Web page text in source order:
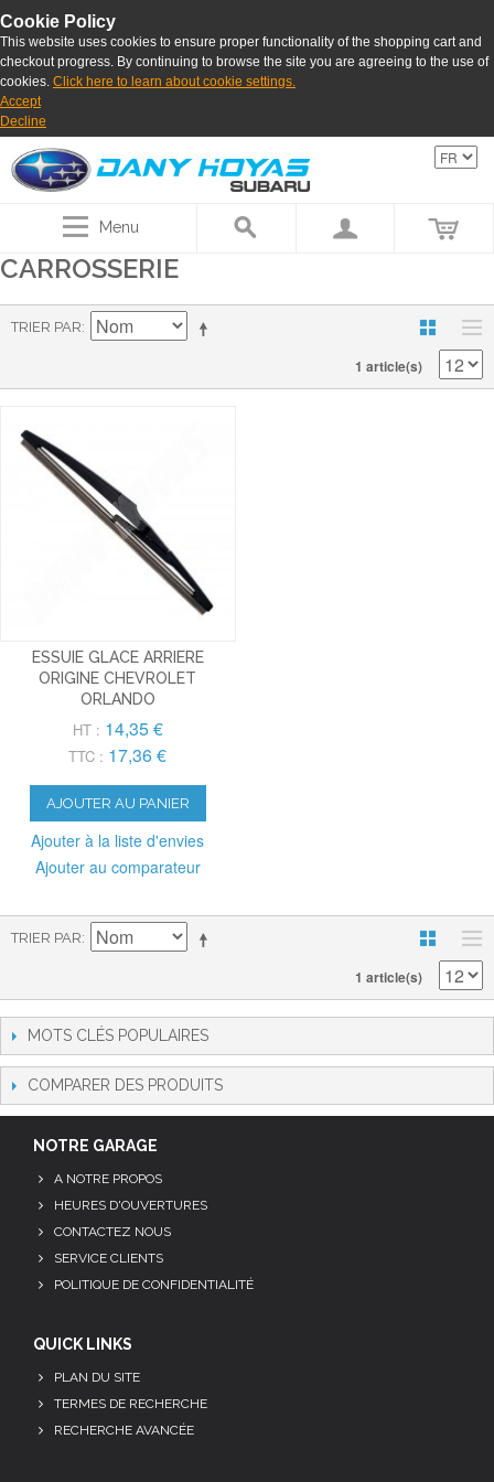
Cookie Policy
This website uses cookies to ensure proper functionality of the shopping cart and
checkout progress. By continuing to browse the site you are agreeing to the use of
cookies. Click here to learn about cookie settings.
Accept
Decline
Menu
CARROSSERIE
TRIER PAR
1 article(s)
ESSUIE GLACE ARRIERE
ORIGINE CHEVROLET
ORLANDO
HT : 14,35 €
TTC : 17,36 €
AJOUTER AU PANIER
Ajouter à la liste d'envies
Ajouter au comparateur
TRIER PAR
1 article(s)
MOTS CLÉS POPULAIRES
COMPARER DES PRODUITS
NOTRE GARAGE
A NOTRE PROPOS
HEURES D'OUVERTURES
CONTACTEZ NOUS
SERVICE CLIENTS
POLITIQUE DE CONFIDENTIALITÉ
QUICK LINKS
PLAN DU SITE
TERMES DE RECHERCHE
RECHERCHE AVANCÉE